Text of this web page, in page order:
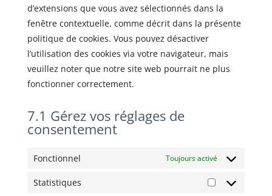
d’extensions que vous avez sélectionnés dans la
fenêtre contextuelle, comme décrit dans la présente
politique de cookies. Vous pouvez désactiver
l’utilisation des cookies via votre navigateur, mais
veuillez noter que notre site web pourrait ne plus
fonctionner correctement.
7.1 Gérez vos réglages de
consentement
Fonctionnel Toujours activé
Statistiques
Statistiques